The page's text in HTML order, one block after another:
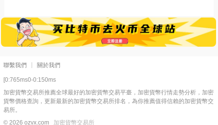
聯繫我們 關於我們
[0:765ms0-0:150ms
加密貨幣交易所推薦全球最好的加密貨幣交易平臺，加密貨幣行情走勢分析，加密
貨幣價格查詢，更新最新的加密貨幣交易所排名，為你推薦值得信賴的加密貨幣交
易所。
© 2026 ozvx.com 加密貨幣交易所